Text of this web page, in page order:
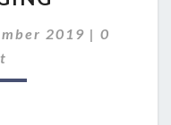
2019 | 0